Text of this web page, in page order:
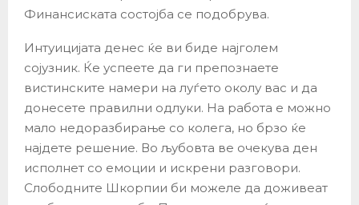
Финансиската состојба се подобрува.
Интуицијата денес ќе ви биде најголем
сојузник. Ќе успеете да ги препознаете
вистинските намери на луѓето околу вас и да
донесете правилни одлуки. На работа е можно
мало недоразбирање со колега, но брзо ќе
најдете решение. Во љубовта ве очекува ден
исполнет со емоции и искрени разговори.
Слободните Шкорпии би можеле да доживеат